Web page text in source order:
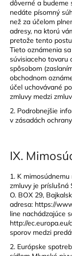
dôverné a budeme
nedáte písomný
než za účelom
adresy, na ktorú
pretože tento
Tieto oznámenia
súvisiaceho tovaru
spôsobom
obchodnom
účel uchovávané
zmluvy medzi
2. Podrobnejšie
v zásadách
IX.
1. K
zmluvy je príslušná
O. BOX 29,
adresa: https://
line nachádzajúce
http://
sporov medzi
2. Európske